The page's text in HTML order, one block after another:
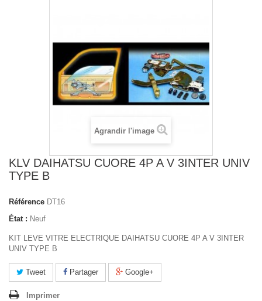
Agrandir l'image
KLV DAIHATSU CUORE 4P A V 3INTER UNIV
TYPE B
Référence DT16
État : Neuf
KIT LEVE VITRE ELECTRIQUE DAIHATSU CUORE 4P A V 3INTER
UNIV TYPE B
Tweet Partager Google+
Imprimer